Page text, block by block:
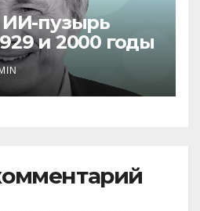
пузырь
и 2000 годы